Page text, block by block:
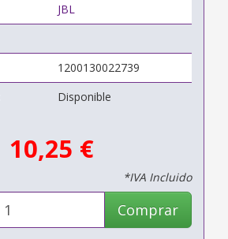
JBL
1200130022739
Disponible
10,25 €
*IVA Incluido
Comprar